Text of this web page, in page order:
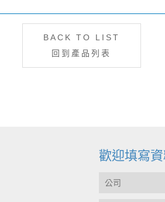
BACK TO LIST
回到產品列表
歡迎填寫